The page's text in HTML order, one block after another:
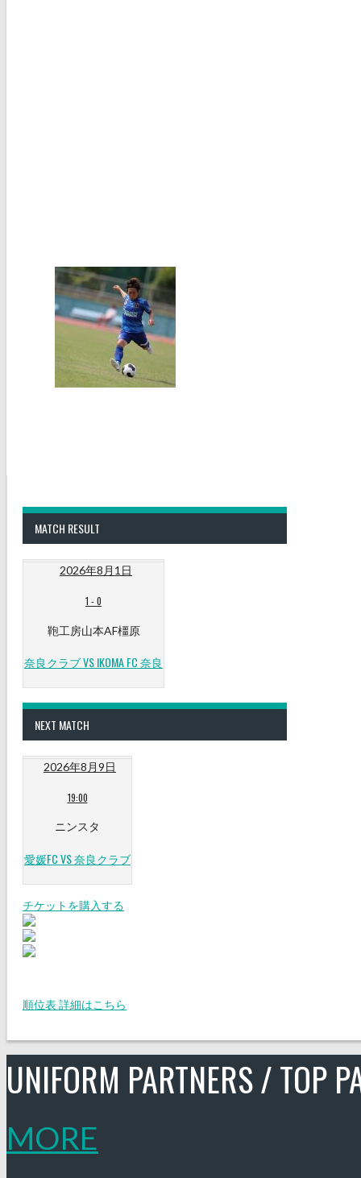
MATCH RESULT
2026年8月1日
1 - 0
鞄工房山本AF橿原
奈良クラブ VS IKOMA FC 奈良
NEXT MATCH
2026年8月9日
19:00
ニンスタ
愛媛FC VS 奈良クラブ
チケットを購入する
順位表 詳細はこちら
UNIFORM PARTNERS / TOP
MORE